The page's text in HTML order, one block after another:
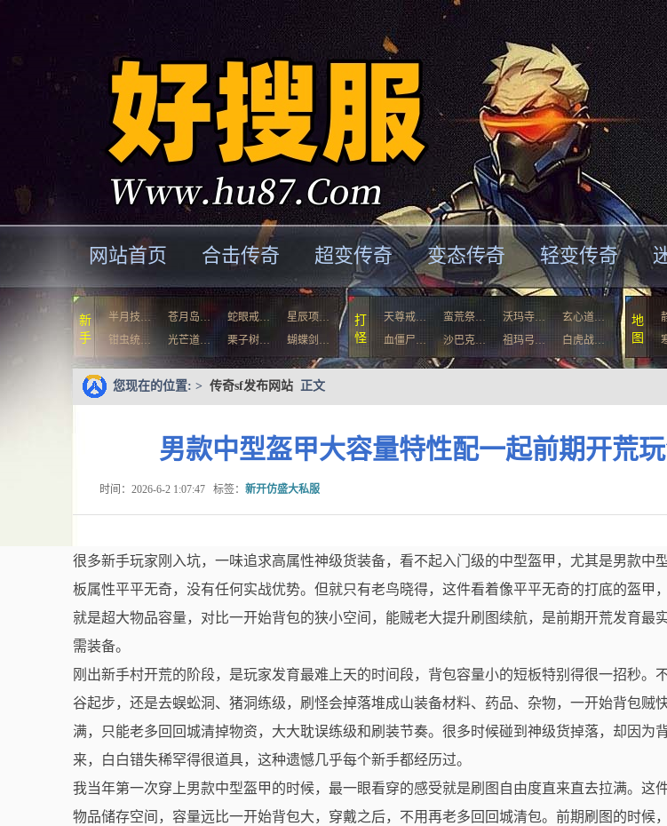
网站首页 合击传奇 超变传奇 变态传奇 轻变传奇
新
手
半月技… 苍月岛… 蛇眼戒…
星辰项…
钳虫统…
光芒道… 栗子树… 蝴蝶剑…
打
怪
天尊戒… 蛮荒祭… 沃玛寺…
玄心道…
血僵尸…
沙巴克… 祖玛弓… 白虎战…
地
图
您现在的位置: > 传奇sf发布网站 正文
男款中型盔甲大容量特性配一起前期开荒
时间：2026-6-2 1:07:47 标签： 新开仿盛大私服
很多新手玩家刚入坑，一味追求高属性神级货装备，看不起入门级的中型盔甲，尤其是男款中
板属性平平无奇，没有任何实战优势。但就只有老鸟晓得，这件看着像平平无奇的打底的盔甲
就是超大物品容量，对比一开始背包的狭小空间，能贼老大提升刷图续航，是前期开荒发育最
需装备。
刚出新手村开荒的阶段，是玩家发育最难上天的时间段，背包容量小的短板特别得很一招秒。
谷起步，还是去蜈蚣洞、猪洞练级，刷怪会掉落堆成山装备材料、药品、杂物，一开始背包贼
满，只能老多回回城清掉物资，大大耽误练级和刷装节奏。很多时候碰到神级货掉落，却因为
来，白白错失稀罕得很道具，这种遗憾几乎每个新手都经历过。
我当年第一次穿上男款中型盔甲的时候，最一眼看穿的感受就是刷图自由度直来直去拉满。这
物品储存空间，容量远比一开始背包大，穿戴之后，不用再老多回回城清包。前期刷图的时候